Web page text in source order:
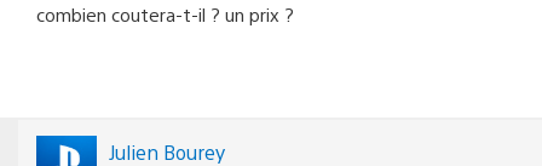
combien coutera-t-il ? un prix ?
Julien Bourey